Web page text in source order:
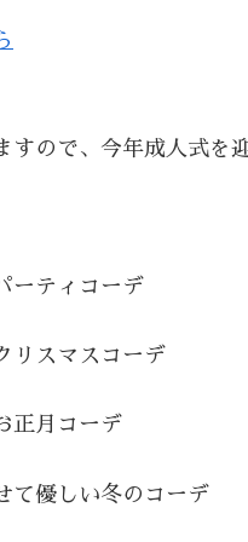
すので、今年成人式を
ーティコーデ
リスマスコーデ
正月コーデ
て優しい冬のコーデ